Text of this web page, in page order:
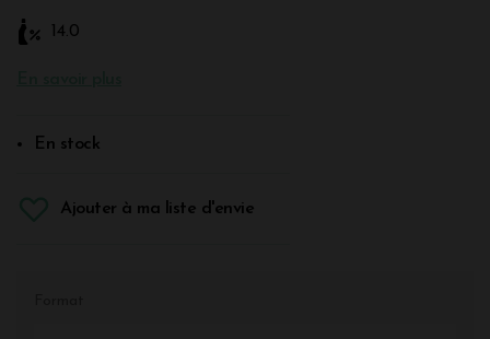
14.0
En stock
Ajouter à ma liste d'envie